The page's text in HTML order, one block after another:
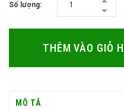
Số lượng:
THÊM VÀO GIỎ
MÔ TẢ